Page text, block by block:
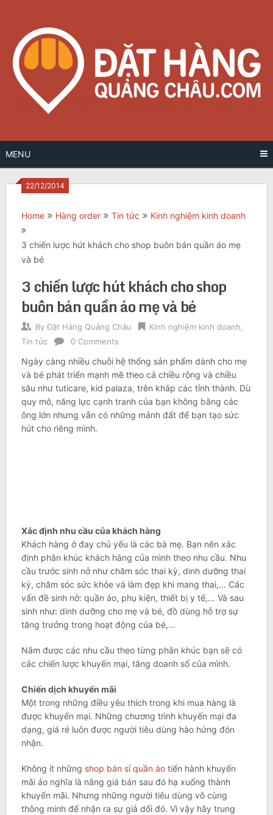
content
MENU
22/12/2014
Home Hàng order Tin tức Kinh nghiệm kinh doanh
3 chiến lược hút khách cho shop buôn bán quần áo mẹ
và bé
3 chiến lược hút khách cho shop
buôn bán quần áo mẹ và bé
By Đặt Hàng Quảng Châu Kinh nghiệm kinh doanh,
Tin tức
0 Comments
Ngày càng nhiều chuỗi hệ thống sản phẩm dành cho mẹ
và bé phát triển mạnh mẽ theo cả chiều rộng và chiều
sâu như tuticare, kid palaza, trên khắp các tỉnh thành. Dù
quy mô, năng lực cạnh tranh của bạn không bằng các
ông lớn nhưng vẫn có những mảnh đất để bạn tạo sức
hút cho riêng mình.
Xác định nhu cầu của khách hàng
Khách hàng ở đay chủ yếu là các bà mẹ. Bạn nên xác
định phân khúc khách hàng của mình theo nhu cầu. Nhu
cầu trước sinh nở như chăm sóc thai kỳ, dinh dưỡng thai
kỳ, chăm sóc sức khỏe và làm đẹp khi mang thai,… Các
vấn đề sinh nở: quần áo, phụ kiện, thiết bị y tế,… Và sau
sinh như: dinh dưỡng cho mẹ và bé, đồ dùng hỗ trợ sự
tăng trưởng trong hoạt động của bé,…
Nắm được các nhu cầu theo từng phân khúc bạn sẽ có
các chiến lược khuyến mại, tăng doanh số của mình.
Chiến dịch khuyến mãi
Một trong những điều yêu thích trong khi mua hàng là
được khuyến mại. Những chương trình khuyến mại đa
dạng, giá rẻ luôn được người tiêu dùng hào hứng đón
nhận.
Không ít những shop bán sỉ quần áotiến hành khuyến
mãi ảo nghĩa là nâng giá bán sau đó hạ xuống thành
khuyến mãi. Nhưng những người tiêu dùng vô cùng
thông minh để nhận ra sự giả dối đó. Vì vậy hãy trung